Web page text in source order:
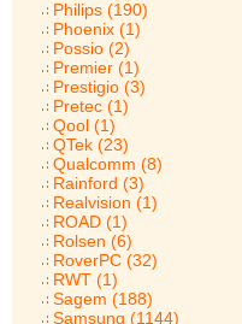
Philips (190)
Phoenix (1)
Possio (2)
Premier (1)
Prestigio (3)
Pretec (1)
Qool (1)
QTek (23)
Qualcomm (8)
Rainford (3)
Realvision (1)
ROAD (1)
Rolsen (6)
RoverPC (32)
RWT (1)
Sagem (188)
Samsung (1144)